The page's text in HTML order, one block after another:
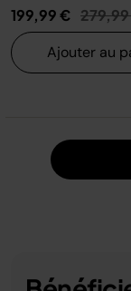
199,99 € Prix
Ajouter au